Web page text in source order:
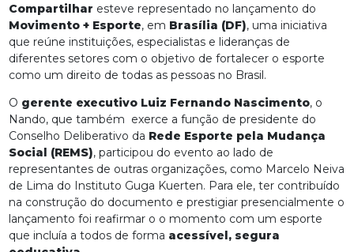
Compartilhar esteve representado no lançamento do
Movimento + Esporte, em Brasília (DF), uma iniciativa
que reúne instituições, especialistas e lideranças de
diferentes setores com o objetivo de fortalecer o esporte
como um direito de todas as pessoas no Brasil.
O gerente executivo Luiz Fernando Nascimento, o
Nando, que também exerce a função de presidente do
Conselho Deliberativo da Rede Esporte pela Mudança
Social (REMS), participou do evento ao lado de
representantes de outras organizações, como Marcelo Neiva
de Lima do Instituto Guga Kuerten. Para ele, ter contribuído
na construção do documento e prestigiar presencialmente o
lançamento foi reafirmar o o momento com um esporte
que incluía a todos de forma acessível, segura